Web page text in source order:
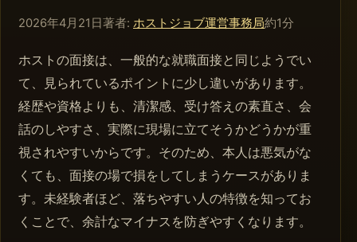
2026年4月21日著者: ホストジョブ運営事務局約1分
ホストの面接は、一般的な就職面接と同じようでい
て、見られているポイントに少し違いがあります。
経歴や資格よりも、清潔感、受け答えの素直さ、会
話のしやすさ、実際に現場に立てそうかどうかが重
視されやすいからです。そのため、本人は悪気がな
くても、面接の場で損をしてしまうケースがありま
す。未経験者ほど、落ちやすい人の特徴を知ってお
くことで、余計なマイナスを防ぎやすくなります。